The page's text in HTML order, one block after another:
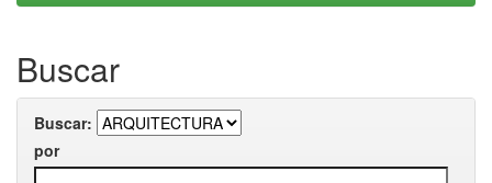
Buscar
Buscar:
por